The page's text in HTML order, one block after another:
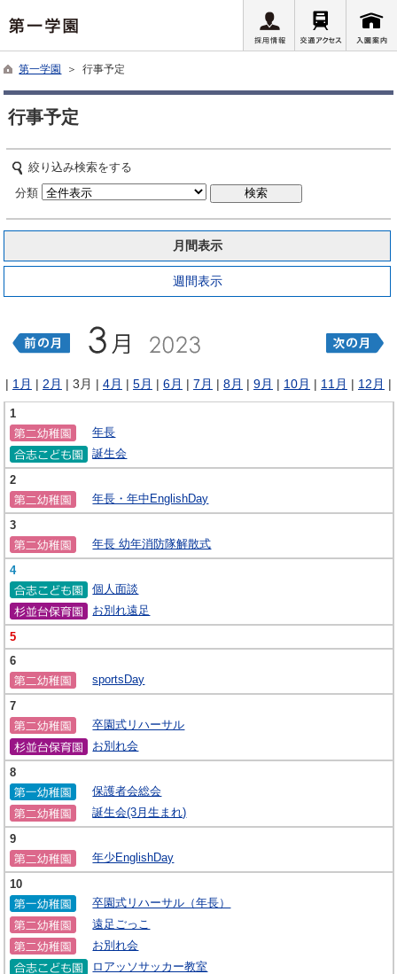
第一学園 ＞ 行事予定
行事予定
絞り込み検索をする
分類
月間表示
週間表示
| 1月 | 2月 | 3月 | 4月 | 5月 | 6月 | 7月 | 8月 | 9月 | 10月 | 11月 | 12月 |
1
年長
誕生会
2
年長・年中EnglishDay
3
年長 幼年消防隊解散式
4
個人面談
お別れ遠足
5
6
sportsDay
7
卒園式リハーサル
お別れ会
8
保護者会総会
誕生会(3月生まれ)
9
年少EnglishDay
10
卒園式リハーサル（年長）
遠足ごっこ
お別れ会
ロアッソサッカー教室